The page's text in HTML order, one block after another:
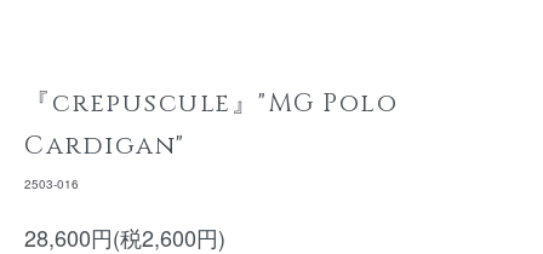
『crepuscule』"MG Polo
Cardigan"
2503-016
28,600円(税2,600円)